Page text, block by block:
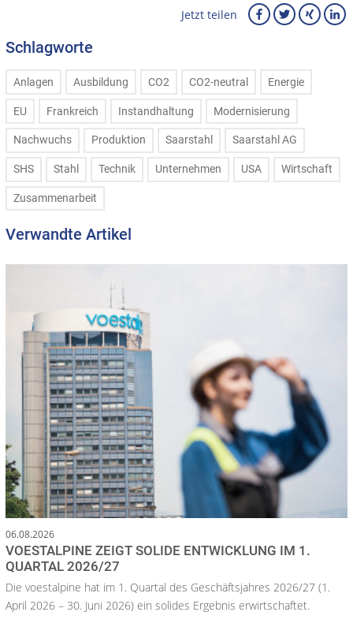
Jetzt teilen
Schlagworte
Anlagen Ausbildung CO2 CO2-neutral Energie
EU Frankreich Instandhaltung Modernisierung
Nachwuchs Produktion Saarstahl Saarstahl AG
SHS Stahl Technik Unternehmen USA Wirtschaft
Zusammenarbeit
Verwandte Artikel
06.08.2026
VOESTALPINE ZEIGT SOLIDE ENTWICKLUNG IM 1.
QUARTAL 2026/27
Die voestalpine hat im 1. Quartal des Geschäftsjahres 2026/27 (1.
April 2026 – 30. Juni 2026) ein solides Ergebnis erwirtschaftet.